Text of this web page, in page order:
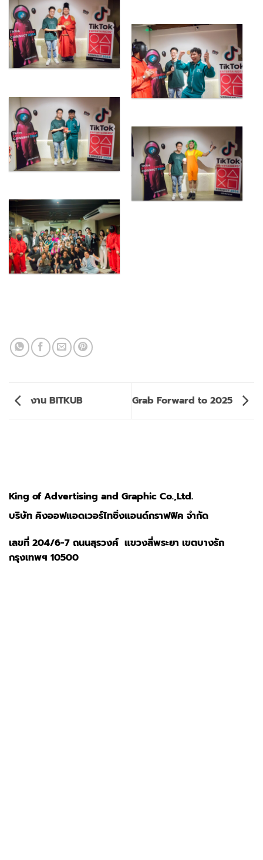
งาน BITKUB Grab Forward to 2025
King of Advertising and Graphic Co.,Ltd.
บริษัท คิงออฟแอดเวอร์ไทซิ่งแอนด์กราฟฟิค จำกัด
เลขที่ 204/6-7 ถนนสุรวงศ์ แขวงสี่พระยา เขตบางรัก
กรุงเทพฯ 10500